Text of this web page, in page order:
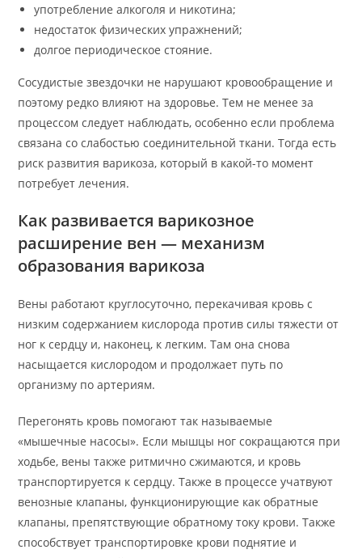
употребление алкоголя и никотина;
недостаток физических упражнений;
долгое периодическое стояние.
Сосудистые звездочки не нарушают кровообращение и
поэтому редко влияют на здоровье. Тем не менее за
процессом следует наблюдать, особенно если проблема
связана со слабостью соединительной ткани. Тогда есть
риск развития варикоза, который в какой-то момент
потребует лечения.
Как развивается варикозное
расширение вен — механизм
образования варикоза
Вены работают круглосуточно, перекачивая кровь с
низким содержанием кислорода против силы тяжести от
ног к сердцу и, наконец, к легким. Там она снова
насыщается кислородом и продолжает путь по
организму по артериям.
Перегонять кровь помогают так называемые
«мышечные насосы». Если мышцы ног сокращаются при
ходьбе, вены также ритмично сжимаются, и кровь
транспортируется к сердцу. Также в процессе учатвуют
венозные клапаны, функционирующие как обратные
клапаны, препятствующие обратному току крови. Также
способствует транспортировке крови поднятие и